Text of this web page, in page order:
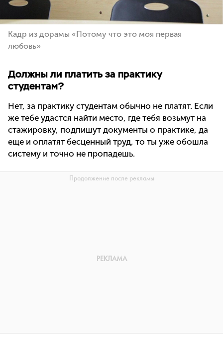
Кадр из дорамы «Потому что это моя первая
любовь»
Должны ли платить за практику
студентам?
Нет, за практику студентам обычно не платят. Если
же тебе удастся найти место, где тебя возьмут на
стажировку, подпишут документы о практике, да
еще и оплатят бесценный труд, то ты уже обошла
систему и точно не пропадешь.